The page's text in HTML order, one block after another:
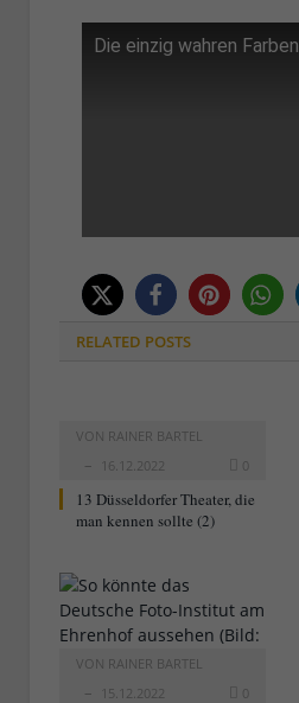
Die einzig wahren Farben
RELATED POSTS
VON RAINER BARTEL
16.12.2022
0
13 Düsseldorfer Theater, die
man kennen sollte (2)
VON RAINER BARTEL
15.12.2022
0